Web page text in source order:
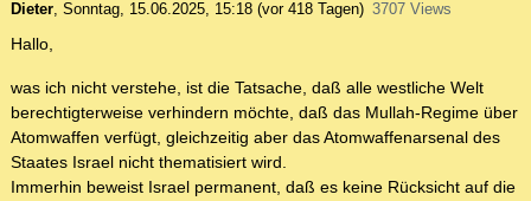
Dieter, Sonntag, 15.06.2025, 15:18 (vor 418 Tagen) 3707 Views
Hallo,
was ich nicht verstehe, ist die Tatsache, daß alle westliche Welt
berechtigterweise verhindern möchte, daß das Mullah-Regime über
Atomwaffen verfügt, gleichzeitig aber das Atomwaffenarsenal des
Staates Israel nicht thematisiert wird.
Immerhin beweist Israel permanent, daß es keine Rücksicht auf die